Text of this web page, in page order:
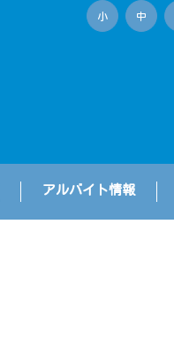
小 中
アルバイト情報